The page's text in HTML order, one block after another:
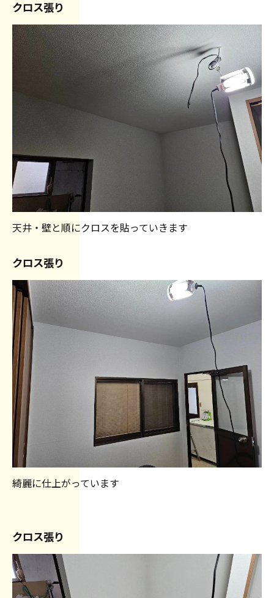
クロス張り
天井・壁と順にクロスを貼っていきます
クロス張り
綺麗に仕上がっています
クロス張り